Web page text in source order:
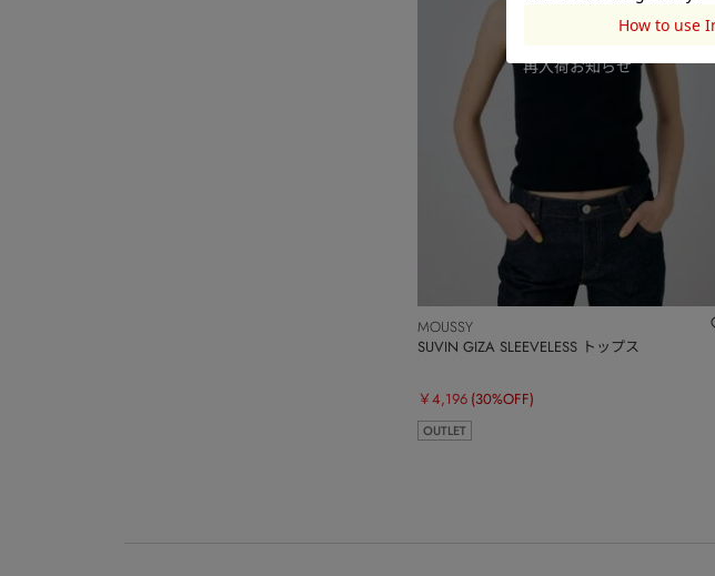
MOUSSY
SUVIN GIZA SLEEVELESS トップス
￥4,196 (30%OFF)
OUTLET